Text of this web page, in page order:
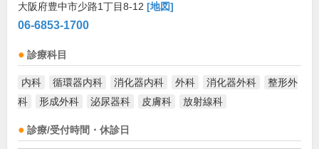
大阪府豊中市少路1丁目8-12 [地図]
06-6853-1700
診療科目
内科 循環器内科 消化器内科 外科 消化器外科
整形外
科
形成外科 泌尿器科 皮膚科 放射線科
診療/受付時間・休診日